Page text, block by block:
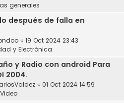
generales
después de falla en
« 19 Oct 2024 23:43
y Electrónica
y Radio con android Para
2004.
« 01 Oct 2024 14:59